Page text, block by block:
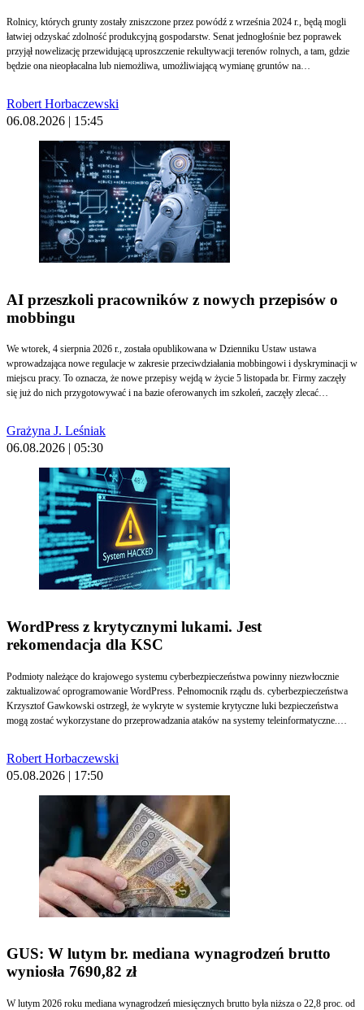
Rolnicy, których grunty zostały zniszczone przez powódź z września 2024 r., będą mogli
łatwiej odzyskać zdolność produkcyjną gospodarstw. Senat jednogłośnie bez poprawek
przyjął nowelizację przewidującą uproszczenie rekultywacji terenów rolnych, a tam, gdzie
będzie ona nieopłacalna lub niemożliwa, umożliwiającą wymianę gruntów na
Robert Horbaczewski
06.08.2026 | 15:45
AI przeszkoli pracowników z nowych przepisów o
mobbingu
We wtorek, 4 sierpnia 2026 r., została opublikowana w Dzienniku Ustaw ustawa
wprowadzająca nowe regulacje w zakresie przeciwdziałania mobbingowi i dyskryminacji w
miejscu pracy. To oznacza, że nowe przepisy wejdą w życie 5 listopada br. Firmy zaczęły
się już do nich przygotowywać i na bazie oferowanych im szkoleń, zaczęły zlecać
Potrzebne jest też doprecyzowanie standardów stosowania AI w obszarze compliance i
prawa pracy.
Grażyna J. Leśniak
06.08.2026 | 05:30
WordPress z krytycznymi lukami. Jest
rekomendacja dla KSC
Podmioty należące do krajowego systemu cyberbezpieczeństwa powinny niezwłocznie
zaktualizować oprogramowanie WordPress. Pełnomocnik rządu ds. cyberbezpieczeństwa
Krzysztof Gawkowski ostrzegł, że wykryte w systemie krytyczne luki bezpieczeństwa
mogą zostać wykorzystane do przeprowadzania ataków na systemy teleinformatyczne.
Robert Horbaczewski
05.08.2026 | 17:50
GUS: W lutym br. mediana wynagrodzeń brutto
wyniosła 7690,82 zł
W lutym 2026 roku mediana wynagrodzeń miesięcznych brutto była niższa o 22,8 proc. od